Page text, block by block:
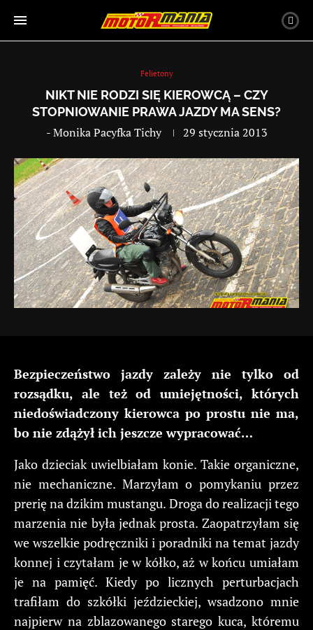
Felietony
NIKT NIE RODZI SIĘ KIEROWCĄ – CZY
STOPNIOWANIE PRAWA JAZDY MA SENS?
-Monika Pacyfka Tichy 29 stycznia 2013
Bezpieczeństwo jazdy zależy nie tylko od
rozsądku, ale też od umiejętności, których
niedoświadczony kierowca po prostu nie ma,
bo nie zdążył ich jeszcze wypracować…
Jako dzieciak uwielbiałam konie. Takie organiczne,
nie mechaniczne. Marzyłam o pomykaniu przez
prerię na dzikim mustangu. Droga do realizacji tego
marzenia nie była jednak prosta. Zaopatrzyłam się
we wszelkie podręczniki i poradniki na temat jazdy
konnej i czytałam je w kółko, aż w końcu umiałam
je na pamięć. Kiedy po licznych perturbacjach
trafiłam do szkółki jeździeckiej, wsadzono mnie
najpierw na zblazowanego starego kuca, któremu